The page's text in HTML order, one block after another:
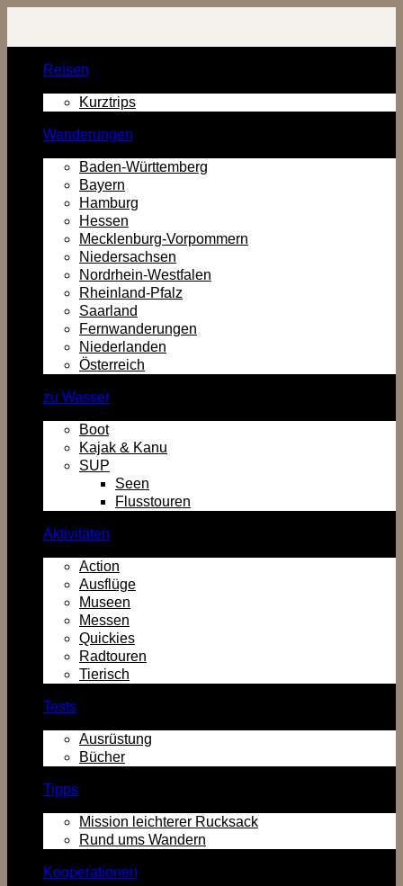
Inhalt
Reisen
Kurztrips
Wanderungen
Baden-Württemberg
Bayern
Hamburg
Hessen
Mecklenburg-Vorpommern
Niedersachsen
Nordrhein-Westfalen
Rheinland-Pfalz
Saarland
Fernwanderungen
Niederlanden
Österreich
zu Wasser
Boot
Kajak & Kanu
SUP
Seen
Flusstouren
Aktivitäten
Action
Ausflüge
Museen
Messen
Quickies
Radtouren
Tierisch
Tests
Ausrüstung
Bücher
Tipps
Mission leichterer Rucksack
Rund ums Wandern
Kooperationen